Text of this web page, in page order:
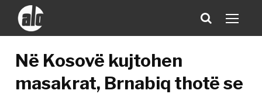
Në Kosovë kujtohen
masakrat, Brnabiq thotë se